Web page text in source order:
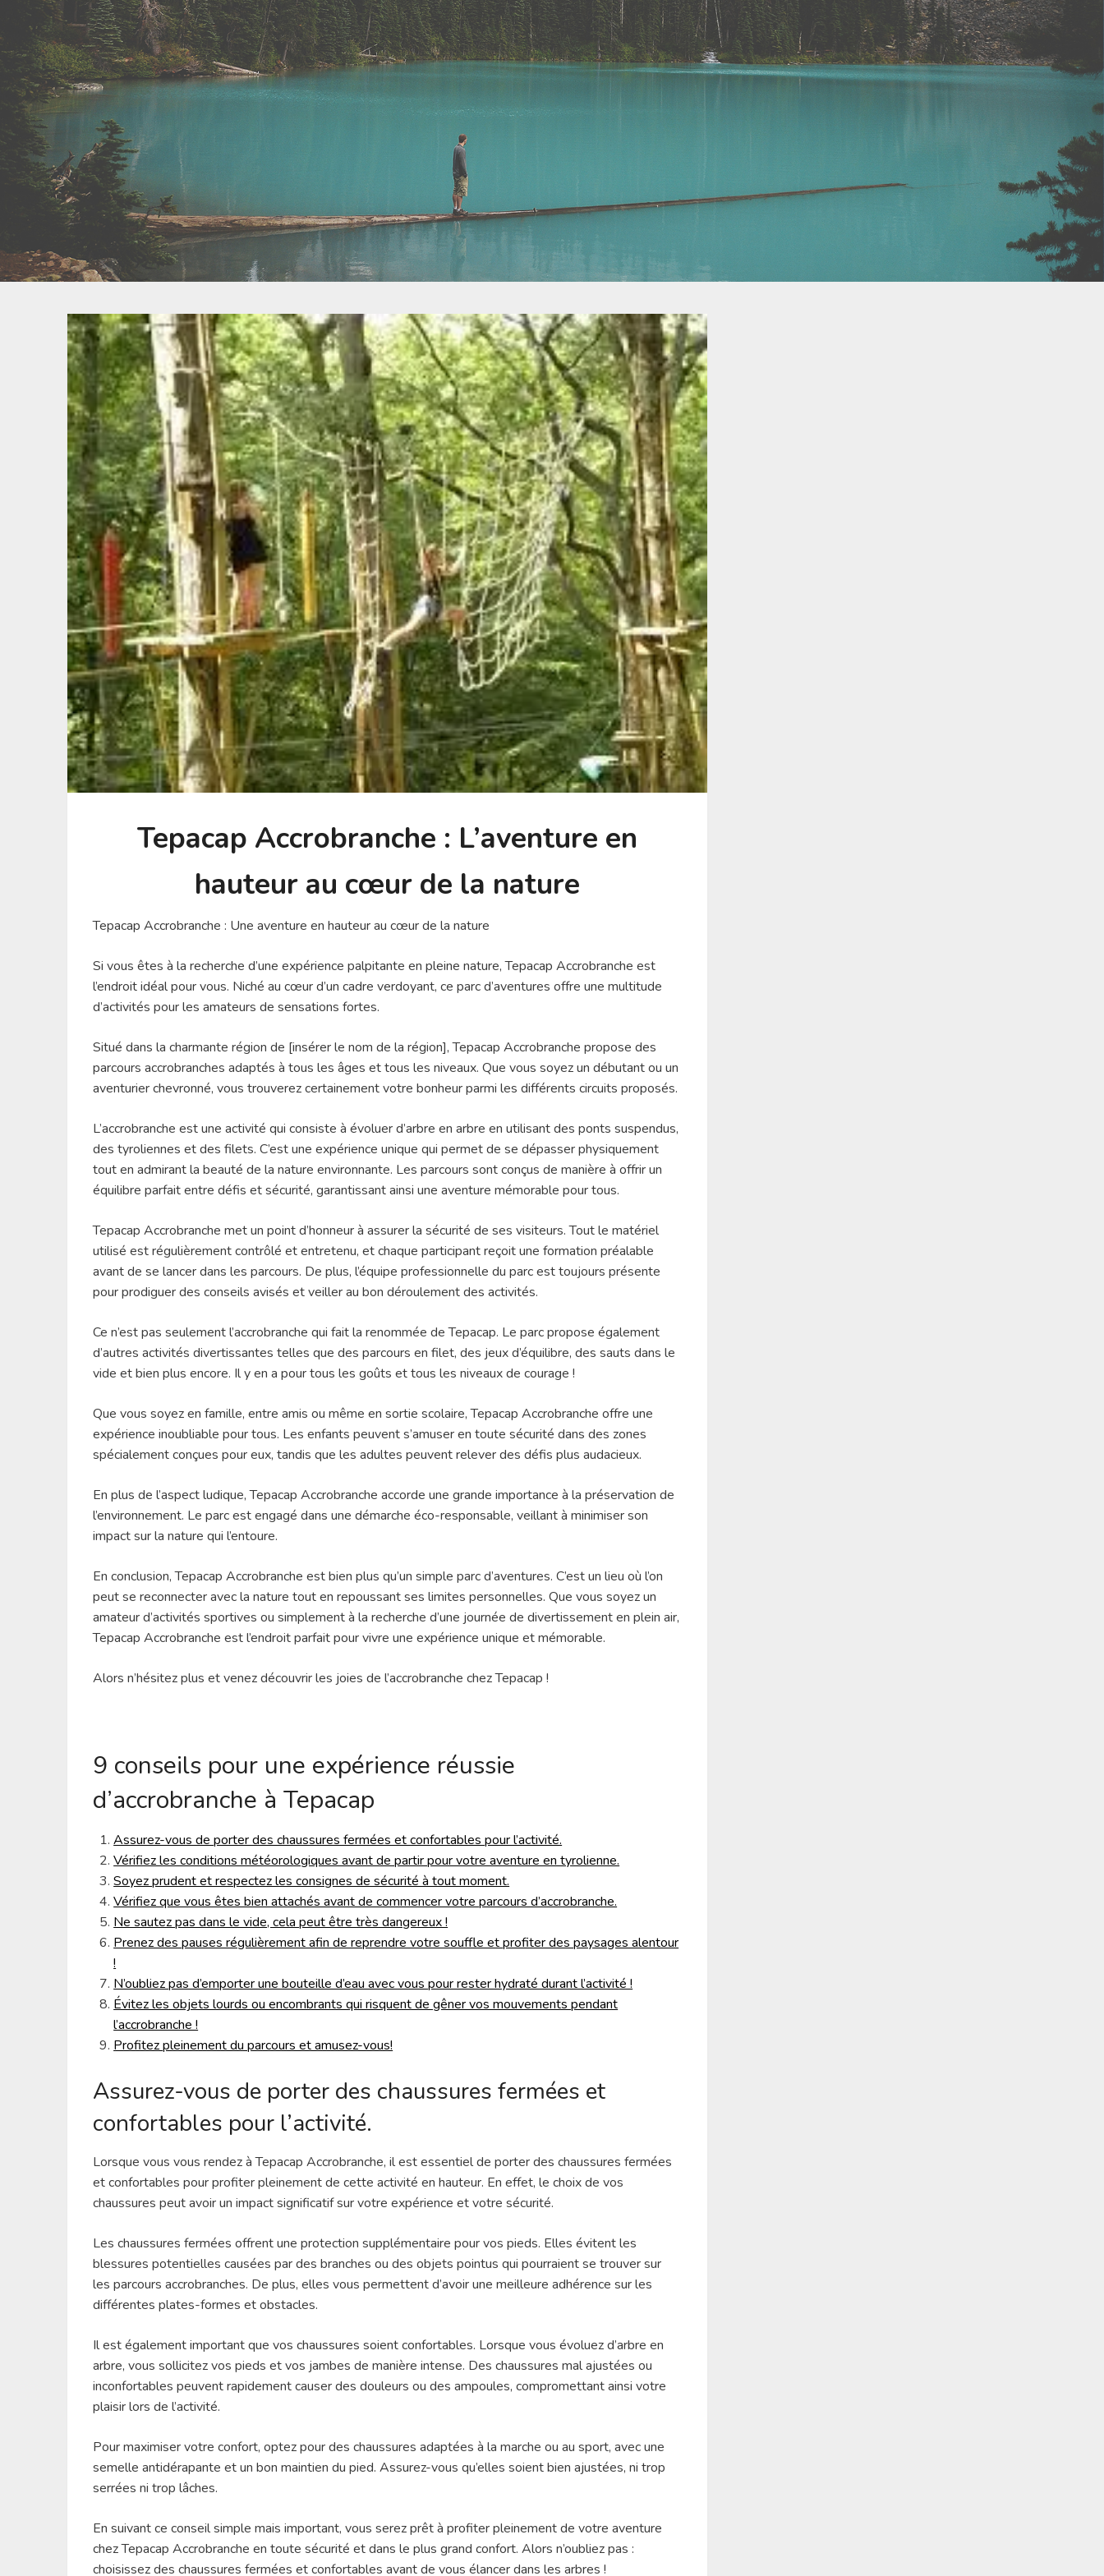
Tepacap Accrobranche : L’aventure en
hauteur au cœur de la nature
Tepacap Accrobranche : Une aventure en hauteur au cœur de la nature
Si vous êtes à la recherche d’une expérience palpitante en pleine nature, Tepacap Accrobranche est
l’endroit idéal pour vous. Niché au cœur d’un cadre verdoyant, ce parc d’aventures offre une multitude
d’activités pour les amateurs de sensations fortes.
Situé dans la charmante région de [insérer le nom de la région], Tepacap Accrobranche propose des
parcours accrobranches adaptés à tous les âges et tous les niveaux. Que vous soyez un débutant ou un
aventurier chevronné, vous trouverez certainement votre bonheur parmi les différents circuits proposés.
L’accrobranche est une activité qui consiste à évoluer d’arbre en arbre en utilisant des ponts suspendus,
des tyroliennes et des filets. C’est une expérience unique qui permet de se dépasser physiquement
tout en admirant la beauté de la nature environnante. Les parcours sont conçus de manière à offrir un
équilibre parfait entre défis et sécurité, garantissant ainsi une aventure mémorable pour tous.
Tepacap Accrobranche met un point d’honneur à assurer la sécurité de ses visiteurs. Tout le matériel
utilisé est régulièrement contrôlé et entretenu, et chaque participant reçoit une formation préalable
avant de se lancer dans les parcours. De plus, l’équipe professionnelle du parc est toujours présente
pour prodiguer des conseils avisés et veiller au bon déroulement des activités.
Ce n’est pas seulement l’accrobranche qui fait la renommée de Tepacap. Le parc propose également
d’autres activités divertissantes telles que des parcours en filet, des jeux d’équilibre, des sauts dans le
vide et bien plus encore. Il y en a pour tous les goûts et tous les niveaux de courage !
Que vous soyez en famille, entre amis ou même en sortie scolaire, Tepacap Accrobranche offre une
expérience inoubliable pour tous. Les enfants peuvent s’amuser en toute sécurité dans des zones
spécialement conçues pour eux, tandis que les adultes peuvent relever des défis plus audacieux.
En plus de l’aspect ludique, Tepacap Accrobranche accorde une grande importance à la préservation de
l’environnement. Le parc est engagé dans une démarche éco-responsable, veillant à minimiser son
impact sur la nature qui l’entoure.
En conclusion, Tepacap Accrobranche est bien plus qu’un simple parc d’aventures. C’est un lieu où l’on
peut se reconnecter avec la nature tout en repoussant ses limites personnelles. Que vous soyez un
amateur d’activités sportives ou simplement à la recherche d’une journée de divertissement en plein air,
Tepacap Accrobranche est l’endroit parfait pour vivre une expérience unique et mémorable.
Alors n’hésitez plus et venez découvrir les joies de l’accrobranche chez Tepacap !
9 conseils pour une expérience réussie
d’accrobranche à Tepacap
Assurez-vous de porter des chaussures fermées et confortables pour l’activité.
Vérifiez les conditions météorologiques avant de partir pour votre aventure en tyrolienne.
Soyez prudent et respectez les consignes de sécurité à tout moment.
Vérifiez que vous êtes bien attachés avant de commencer votre parcours d’accrobranche.
Ne sautez pas dans le vide, cela peut être très dangereux !
Prenez des pauses régulièrement afin de reprendre votre souffle et profiter des paysages alentour
!
N’oubliez pas d’emporter une bouteille d’eau avec vous pour rester hydraté durant l’activité !
Évitez les objets lourds ou encombrants qui risquent de gêner vos mouvements pendant
l’accrobranche !
Profitez pleinement du parcours et amusez-vous!
Assurez-vous de porter des chaussures fermées et
confortables pour l’activité.
Lorsque vous vous rendez à Tepacap Accrobranche, il est essentiel de porter des chaussures fermées
et confortables pour profiter pleinement de cette activité en hauteur. En effet, le choix de vos
chaussures peut avoir un impact significatif sur votre expérience et votre sécurité.
Les chaussures fermées offrent une protection supplémentaire pour vos pieds. Elles évitent les
blessures potentielles causées par des branches ou des objets pointus qui pourraient se trouver sur
les parcours accrobranches. De plus, elles vous permettent d’avoir une meilleure adhérence sur les
différentes plates-formes et obstacles.
Il est également important que vos chaussures soient confortables. Lorsque vous évoluez d’arbre en
arbre, vous sollicitez vos pieds et vos jambes de manière intense. Des chaussures mal ajustées ou
inconfortables peuvent rapidement causer des douleurs ou des ampoules, compromettant ainsi votre
plaisir lors de l’activité.
Pour maximiser votre confort, optez pour des chaussures adaptées à la marche ou au sport, avec une
semelle antidérapante et un bon maintien du pied. Assurez-vous qu’elles soient bien ajustées, ni trop
serrées ni trop lâches.
En suivant ce conseil simple mais important, vous serez prêt à profiter pleinement de votre aventure
chez Tepacap Accrobranche en toute sécurité et dans le plus grand confort. Alors n’oubliez pas :
choisissez des chaussures fermées et confortables avant de vous élancer dans les arbres !